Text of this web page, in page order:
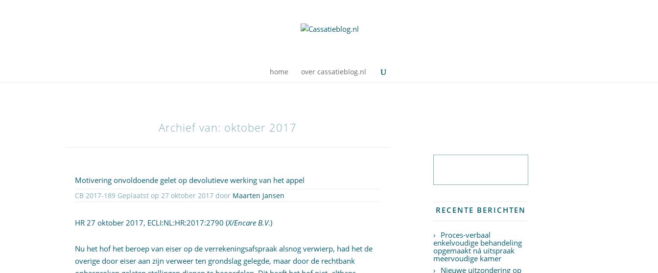
home over cassatieblog.nl
Archief van: oktober 2017
Motivering onvoldoende gelet op devolutieve werking van het appel
CB 2017-189 Geplaatst op 27 oktober 2017 door Maarten Jansen
HR 27 oktober 2017, ECLI:NL:HR:2017:2790 (X/Encare B.V.)
Nu het hof het beroep van eiser op de verrekeningsafspraak alsnog verwierp, had het de
overige door eiser aan zijn verweer ten grondslag gelegde, maar door de rechtbank
RECENTE BERICHTEN
Proces-verbaal
enkelvoudige behandeling
opgemaakt ná uitspraak
meervoudige kamer
Nieuwe uitzondering op